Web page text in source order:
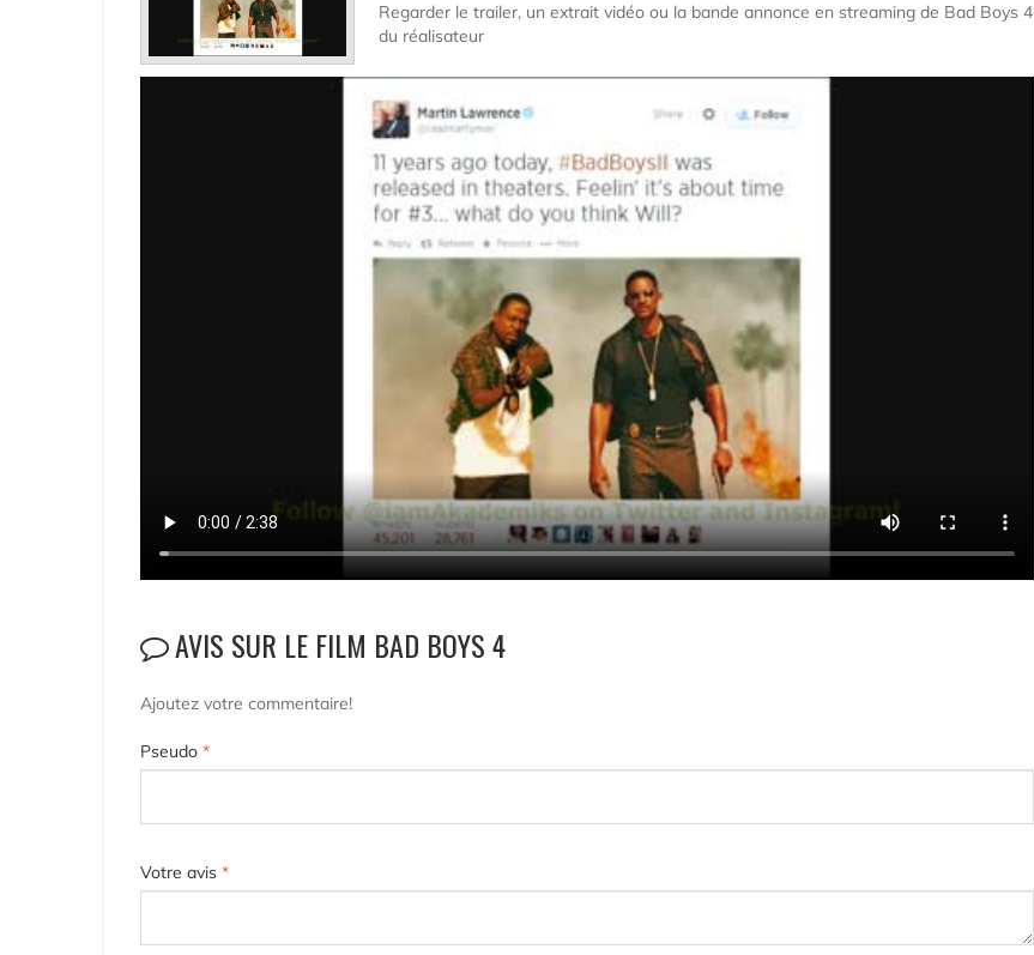
Regarder le trailer, un extrait vidéo ou la bande annonce en streaming de Bad Boys 4
du réalisateur
AVIS SUR LE FILM BAD BOYS 4
Ajoutez votre commentaire!
Pseudo *
Votre avis *